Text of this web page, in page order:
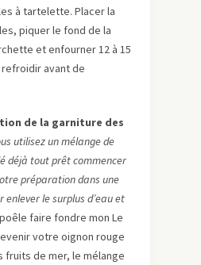
à tartelette. Placer la
piquer le fond de la
et enfourner 12 à 15
refroidir avant de
de la garniture des
utilisez un mélange de
déjà tout prêt commencer
préparation dans une
enlever le surplus d’eau et
faire fondre mon Le
votre oignon rouge
fruits de mer, le mélange